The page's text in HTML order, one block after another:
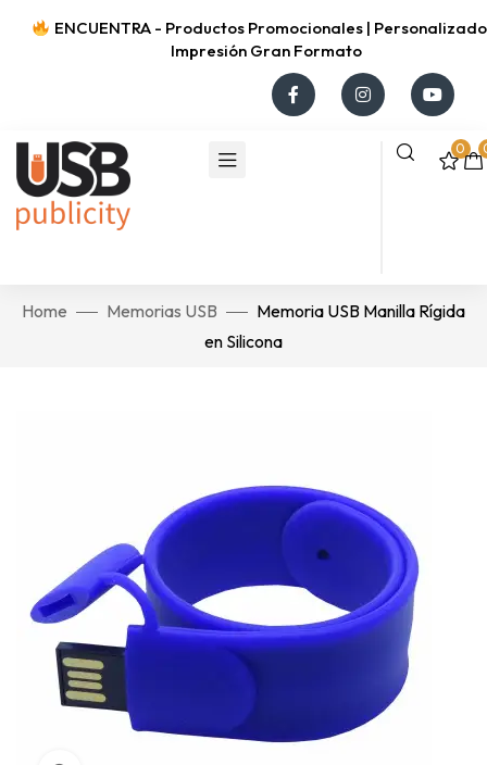
ENCUENTRA - Productos Promocionales |
Impresión Gran Formato
0
Home Memorias USB
Memoria USB Manilla Rígida
en Silicona